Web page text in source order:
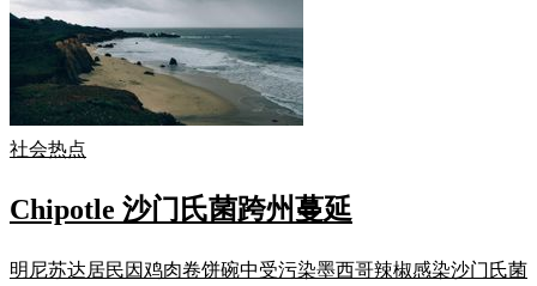
社会热点
Chipotle 沙门氏菌跨州蔓延
明尼苏达居民因鸡肉卷饼碗中受污染墨西哥辣椒感染沙门氏菌